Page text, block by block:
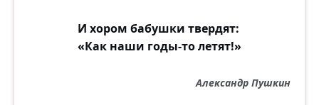
И хором бабушки твердят:
«Как наши годы-то летят!»
Александр Пушкин